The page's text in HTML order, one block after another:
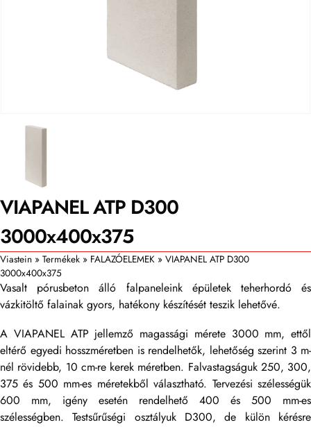
VIAPANEL ATP D300
3000x400x375
Viastein » Termékek » FALAZÓELEMEK » VIAPANEL ATP D300
3000x400x375
Vasalt pórusbeton álló falpaneleink épületek teherhordó és
vázkitöltő falainak gyors, hatékony készítését teszik lehetővé.
A VIAPANEL ATP jellemző magassági mérete 3000 mm, ettől
eltérő egyedi hosszméretben is rendelhetők, lehetőség szerint 3 m-
nél rövidebb, 10 cm-re kerek méretben. Falvastagságuk 250, 300,
375 és 500 mm-es méretekből választható. Tervezési szélességük
600 mm, igény esetén rendelhető 400 és 500 mm-es
szélességben. Testsűrűségi osztályuk D300, de külön kérésre